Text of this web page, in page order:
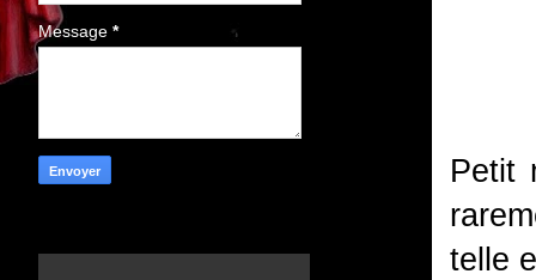
Petit
telle
Message *